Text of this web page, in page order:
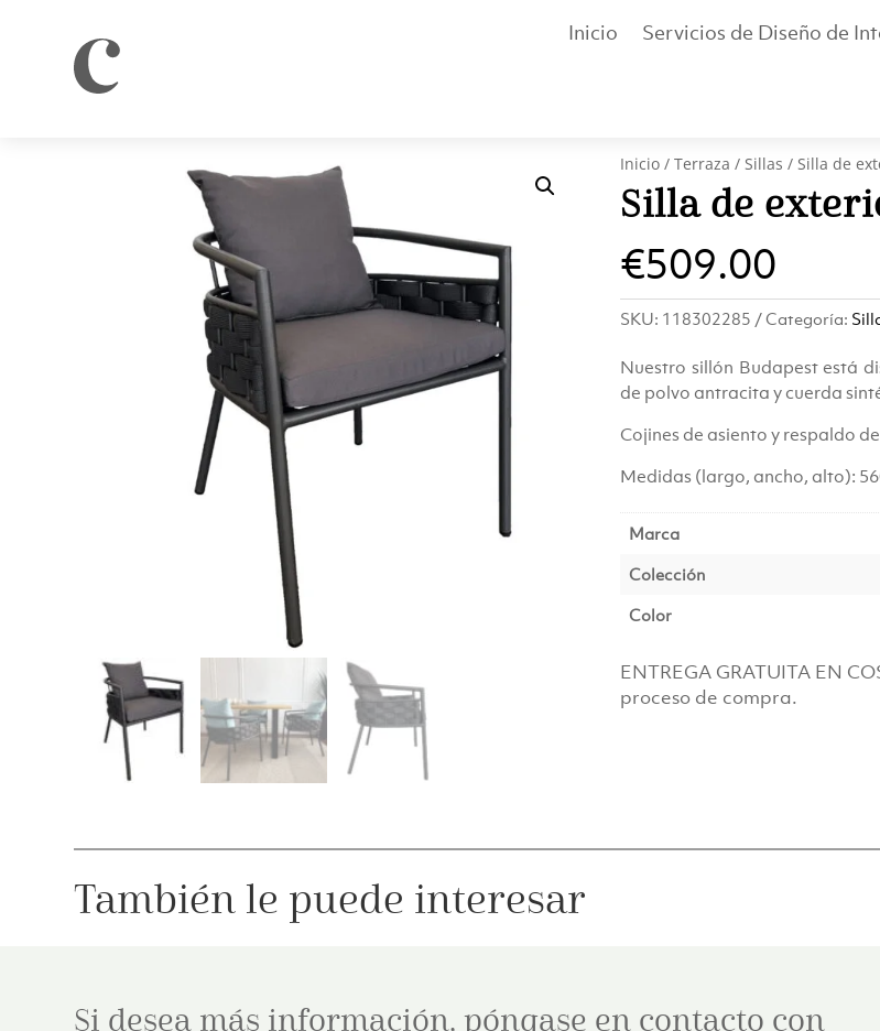
Inicio Servicios de Diseño de
Inicio /Terraza /Sillas / Silla de
Silla de
€509.00
SKU: 118302285 Categoría:
Nuestro sillón Budapest está
de polvo antracita y cuerda
Cojines de asiento y respaldo
Medidas (largo, ancho, alto):
Marca
Colección
Color
ENTREGA GRATUITA EN
proceso de compra.
También le puede interesar
Si desea más información, póngase en contacto con